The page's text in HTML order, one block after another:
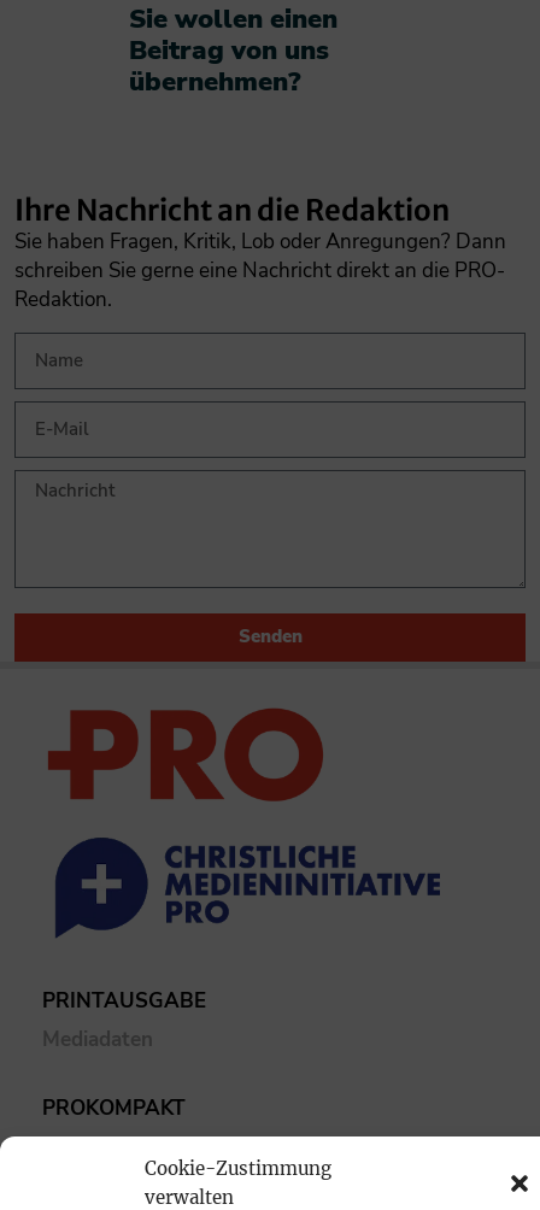
Cookie-Zustimmung
verwalten
Sie wollen einen
Beitrag von uns
übernehmen?​
Ihre Nachricht an die Redaktion
Sie haben Fragen, Kritik, Lob oder Anregungen? Dann
schreiben Sie gerne eine Nachricht direkt an die PRO-
Redaktion.
Senden
PRINTAUSGABE
Mediadaten
PROKOMPAKT